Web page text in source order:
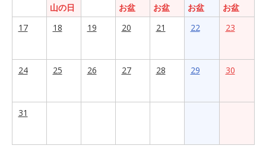
山の日
お盆
お盆
お盆
お盆
17
18 19 20 21 22 23
24 25 26 27 28 29 30
31